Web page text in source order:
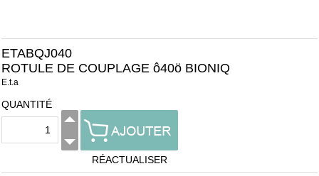
ETABQJ040
ROTULE DE COUPLAGE ô40ö BIONIQ
E.t.a
QUANTITÉ
RÉACTUALISER